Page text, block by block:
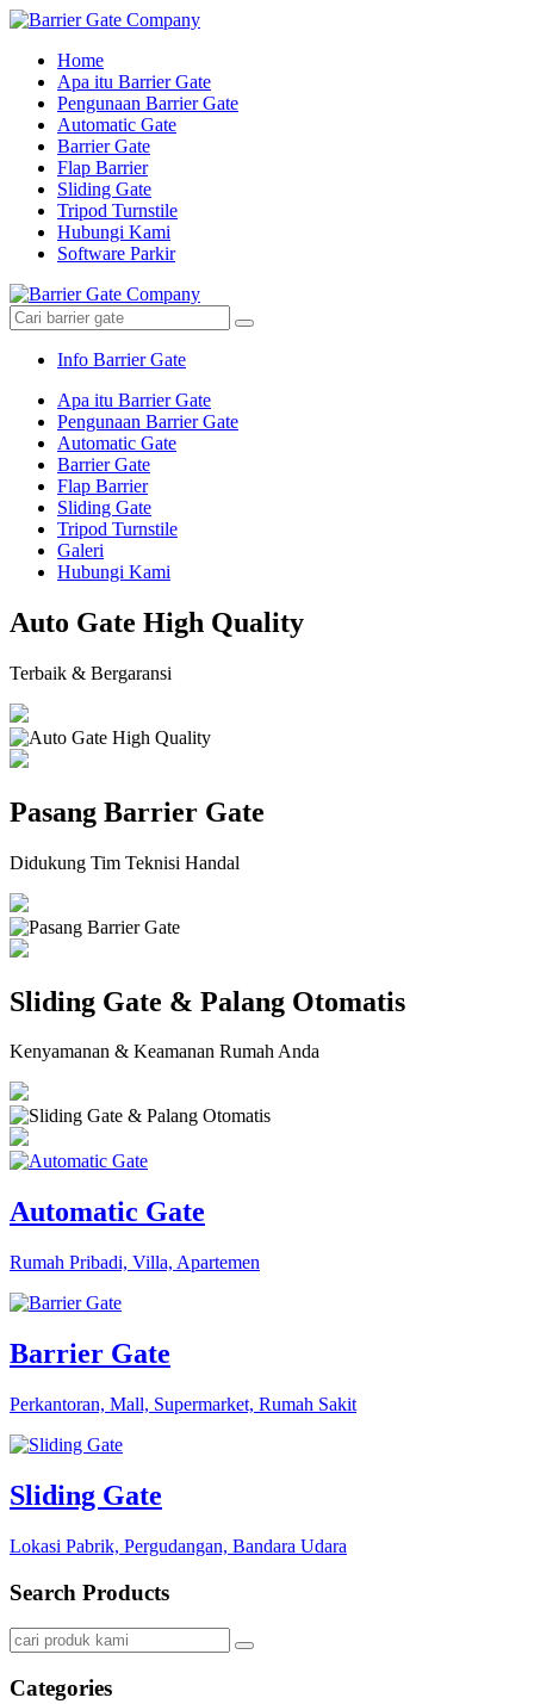
Home
Apa itu Barrier Gate
Pengunaan Barrier Gate
Automatic Gate
Barrier Gate
Flap Barrier
Sliding Gate
Tripod Turnstile
Hubungi Kami
Software Parkir
Info Barrier Gate
Apa itu Barrier Gate
Pengunaan Barrier Gate
Automatic Gate
Barrier Gate
Flap Barrier
Sliding Gate
Tripod Turnstile
Galeri
Hubungi Kami
Auto Gate High Quality
Terbaik & Bergaransi
Pasang Barrier Gate
Didukung Tim Teknisi Handal
Sliding Gate & Palang Otomatis
Kenyamanan & Keamanan Rumah Anda
Automatic Gate
Rumah Pribadi, Villa, Apartemen
Barrier Gate
Perkantoran, Mall, Supermarket, Rumah Sakit
Sliding Gate
Lokasi Pabrik, Pergudangan, Bandara Udara
Search Products
Categories